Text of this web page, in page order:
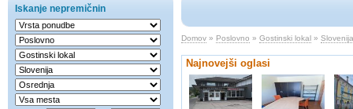
Iskanje nepremičnin
Domov » Poslovno » Gostinski lokal » Slovenija
Najnovejši oglasi